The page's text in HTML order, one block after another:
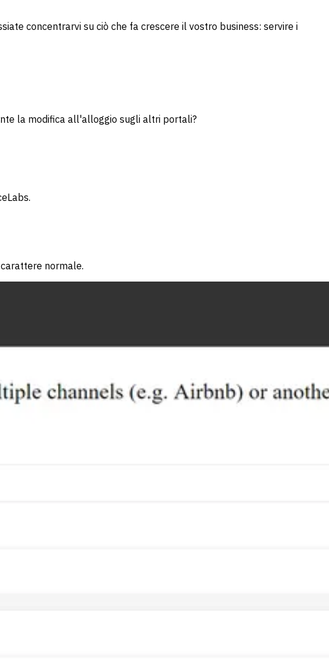
concentrarvi su ciò che fa crescere il vostro business: servire i
la modifica all'alloggio sugli altri portali?
normale.